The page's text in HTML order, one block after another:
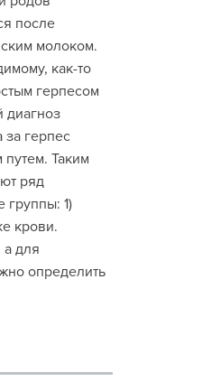
после
молоком.
как-то
герпесом
герпес
Таким
ряд
группы: 1)
крови.
для
определить